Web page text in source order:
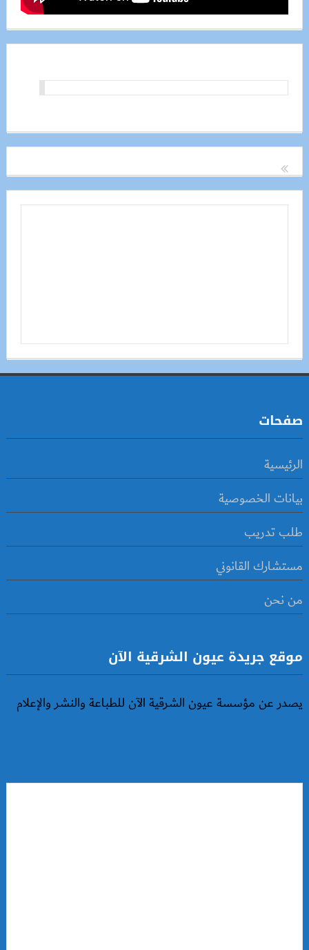
صفحات
الرئيسية
بيانات الخصوصية
طلب تدريب
مستشارك القانوني
من نحن
موقع جريدة عيون الشرقية الآن
يصدر عن مؤسسة عيون الشرقية الآن للطباعة والنشر والإعلام